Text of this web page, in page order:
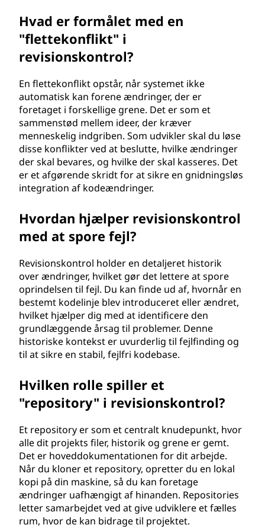
Hvad er formålet med en
"flettekonflikt" i
revisionskontrol?
En flettekonflikt opstår, når systemet ikke
automatisk kan forene ændringer, der er
foretaget i forskellige grene. Det er som et
sammenstød mellem ideer, der kræver
menneskelig indgriben. Som udvikler skal du løse
disse konflikter ved at beslutte, hvilke ændringer
der skal bevares, og hvilke der skal kasseres. Det
er et afgørende skridt for at sikre en gnidningsløs
integration af kodeændringer.
Hvordan hjælper revisionskontrol
med at spore fejl?
Revisionskontrol holder en detaljeret historik
over ændringer, hvilket gør det lettere at spore
oprindelsen til fejl. Du kan finde ud af, hvornår en
bestemt kodelinje blev introduceret eller ændret,
hvilket hjælper dig med at identificere den
grundlæggende årsag til problemer. Denne
historiske kontekst er uvurderlig til fejlfinding og
til at sikre en stabil, fejlfri kodebase.
Hvilken rolle spiller et
"repository" i revisionskontrol?
Et repository er som et centralt knudepunkt, hvor
alle dit projekts filer, historik og grene er gemt.
Det er hoveddokumentationen for dit arbejde.
Når du kloner et repository, opretter du en lokal
kopi på din maskine, så du kan foretage
ændringer uafhængigt af hinanden. Repositories
letter samarbejdet ved at give udviklere et fælles
rum, hvor de kan bidrage til projektet.